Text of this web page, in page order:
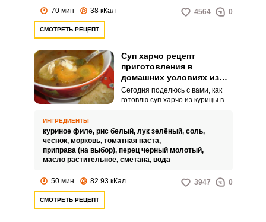
70 мин 38 кКал 4564 0
СМОТРЕТЬ РЕЦЕПТ
Суп харчо рецепт
приготовления в
домашних условиях из
курицы
Сегодня поделюсь с вами, как
готовлю суп харчо из курицы в
приготовить традиционное
блюдо, нужно потратить
большое количество времени.
ИНГРЕДИЕНТЫ
куриное филе, рис белый, лук зелёный, соль,
чеснок, морковь, томатная паста,
приправа (на выбор), перец черный молотый,
масло растительное, сметана, вода
50 мин 82.93 кКал 3947 0
СМОТРЕТЬ РЕЦЕПТ